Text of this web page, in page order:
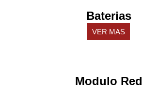
Baterias
VER MAS
Modulo Red